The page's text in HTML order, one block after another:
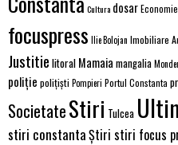
Cultura dosarEconomie
focuspress Ilie Bolojan Imobiliare
Justitie litoral Mamaia mangalia
poliție polițiști Pompieri Portul Constanta
SocietateStiri Tulcea
stiri constantaȘtiri stiri focus